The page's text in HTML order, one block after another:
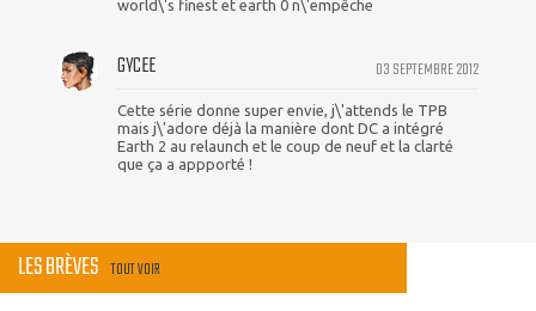
world\'s finest et earth 0 n\'empêche
03 SEPTEMBRE 2012
GYCEE
Cette série donne super envie, j\'attends le TPB
mais j\'adore déjà la manière dont DC a intégré
Earth 2 au relaunch et le coup de neuf et la clarté
que ça a appporté !
LES BRÈVES TOUT VOIR